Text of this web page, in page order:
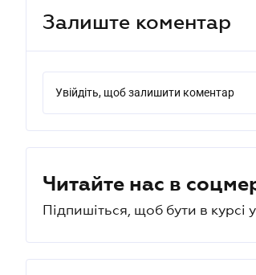
Залиште коментар
Увійдіть, щоб залишити коментар
Читайте нас в
Підпишіться, щоб бути в курсі